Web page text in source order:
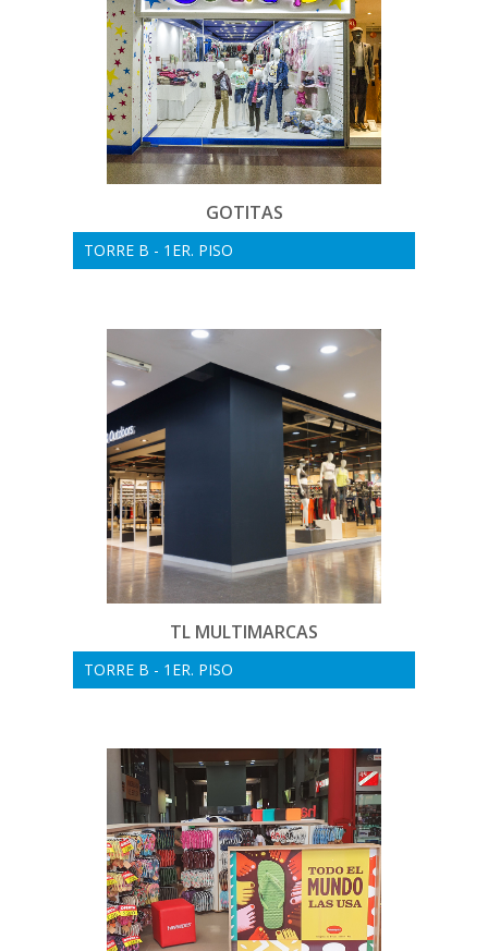
GOTITAS
TORRE B - 1ER. PISO
TL MULTIMARCAS
TORRE B - 1ER. PISO